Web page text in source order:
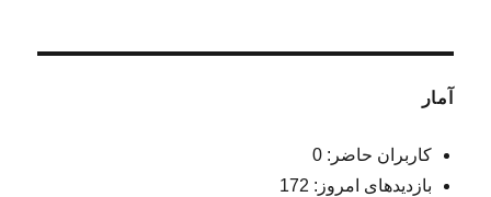
آمار
کاربران حاضر:0
بازدیدهای امروز: 172